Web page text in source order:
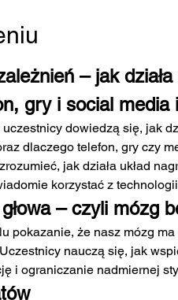
– jak
gry i social media
dowiedzą się, jak
dlaczego telefon, gry czy
jak działa układ
korzystać z
– czyli mózg
pokazanie, że nasz mózg
nauczą się, jak
i ograniczanie nadmiernej